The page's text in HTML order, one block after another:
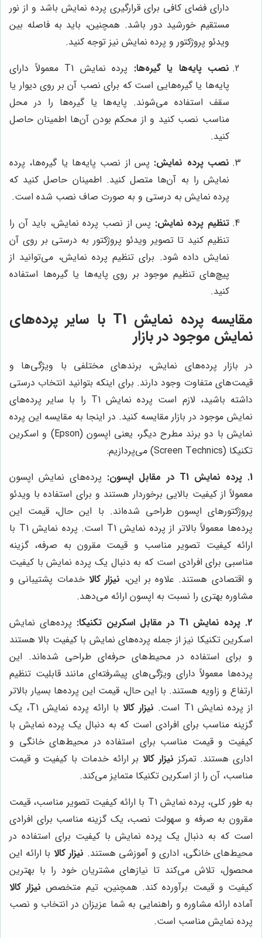
دارای فضای کافی برای قرارگیری پرده نمایش باشد و از نور
مستقیم خورشید دور باشد. همچنین، باید به فاصله بین
ویدئو پروژکتور و پرده نمایش نیز توجه کنید.
نصب پایه‌ها یا گیره‌ها:
پرده نمایش T1 معمولاً دارای
پایه‌ها یا گیره‌هایی است که برای نصب آن بر روی دیوار یا
سقف استفاده می‌شوند. پایه‌ها یا گیره‌ها را در محل
مناسب نصب کنید و از محکم بودن آن‌ها اطمینان حاصل
کنید.
نصب پرده نمایش: پس از نصب پایه‌ها یا گیره‌ها، پرده
نمایش را به آن‌ها متصل کنید. اطمینان حاصل کنید که
پرده نمایش به درستی و به صورت صاف نصب شده است.
تنظیم پرده نمایش: پس از نصب پرده نمایش، باید آن را
تنظیم کنید تا تصویر ویدئو پروژکتور به درستی بر روی آن
نمایش داده شود. برای تنظیم پرده نمایش، می‌توانید از
پیچ‌های تنظیم موجود بر روی پایه‌ها یا گیره‌ها استفاده
کنید.
مقایسه پرده نمایش T1 با سایر پرده‌های
نمایش موجود در بازار
در بازار پرده‌های نمایش، برندهای مختلفی با ویژگی‌ها و
قیمت‌های متفاوت وجود دارند. برای اینکه بتوانید انتخاب درستی
داشته باشید، لازم است پرده نمایش T1 را با سایر پرده‌های
نمایش موجود در بازار مقایسه کنید. در اینجا به مقایسه این پرده
نمایش با دو برند مطرح دیگر، یعنی اپسون (Epson) و اسکرین
تکنیکا (Screen Technics) می‌پردازیم:
1. پرده نمایش T1 در مقابل اپسون:
پرده‌های نمایش اپسون
معمولاً از کیفیت بالایی برخوردار هستند و برای استفاده با ویدئو
پروژکتورهای اپسون طراحی شده‌اند. با این حال، قیمت این
پرده‌ها معمولاً بالاتر از پرده نمایش T1 است. پرده نمایش T1 با
ارائه کیفیت تصویر مناسب و قیمت مقرون به صرفه، گزینه
مناسبی برای افرادی است که به دنبال یک پرده نمایش با کیفیت
و اقتصادی هستند. علاوه بر این، نیزار کالا خدمات پشتیبانی و
مشاوره بهتری را نسبت به اپسون ارائه می‌دهد.
2. پرده نمایش T1 در مقابل اسکرین تکنیکا:
پرده‌های نمایش
اسکرین تکنیکا نیز از جمله پرده‌های نمایش با کیفیت بالا هستند
و برای استفاده در محیط‌های حرفه‌ای طراحی شده‌اند. این
پرده‌ها معمولاً دارای ویژگی‌های پیشرفته‌ای مانند قابلیت تنظیم
ارتفاع و زاویه هستند. با این حال، قیمت این پرده‌ها بسیار بالاتر
از پرده نمایش T1 است.
نیزار کالا
با ارائه پرده نمایش T1، یک
گزینه مناسب برای افرادی است که به دنبال یک پرده نمایش با
کیفیت و قیمت مناسب برای استفاده در محیط‌های خانگی و
اداری هستند. تمرکز نیزار کالابر ارائه خدمات با کیفیت و قیمت
مناسب، آن را از اسکرین تکنیکا متمایز می‌کند.
به طور کلی، پرده نمایش T1 با ارائه کیفیت تصویر مناسب، قیمت
مقرون به صرفه و سهولت نصب، یک گزینه مناسب برای افرادی
است که به دنبال یک پرده نمایش با کیفیت برای استفاده در
محیط‌های خانگی، اداری و آموزشی هستند. نیزار کالا با ارائه این
محصول، تلاش می‌کند تا نیازهای مشتریان خود را با بهترین
کیفیت و قیمت برآورده کند. همچنین، تیم متخصص نیزار کالا
آماده ارائه مشاوره و راهنمایی به شما عزیزان در انتخاب و نصب
پرده نمایش مناسب است.